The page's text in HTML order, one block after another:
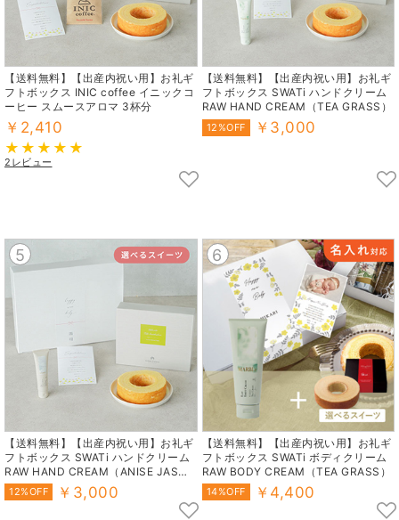
【送料無料】【出産内祝い用】お礼ギ
フトボックス INIC coffee イニックコ
ーヒー スムースアロマ 3杯分
￥2,410
2レビュー
【送料無料】【出産内祝い用】お礼ギ
フトボックス SWATi ハンドクリーム
RAW HAND CREAM（TEA GRASS）
12%OFF ￥3,000
5
【送料無料】【出産内祝い用】お礼ギ
フトボックス SWATi ハンドクリーム
RAW HAND CREAM（ANISE JASMI
NE）
12%OFF ￥3,000
6
【送料無料】【出産内祝い用】お礼ギ
フトボックス SWATi ボディクリーム
RAW BODY CREAM（TEA GRASS）
14%OFF ￥4,400